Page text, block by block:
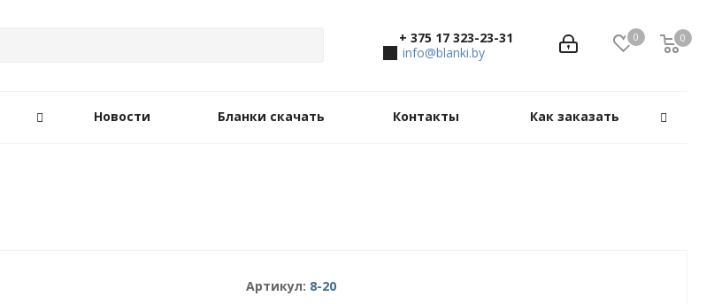
0 0
0
+ 375 17 323-23-31
info@blanki.by
Новости Бланки скачать Контакты Как заказать
Артикул: 8-20